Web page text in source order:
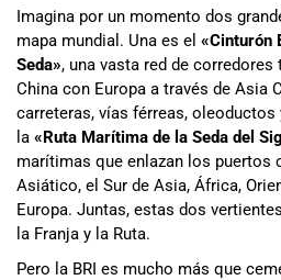
Imagina por un momento dos
mapa mundial. Una es el «Cinturón
Seda», una vasta red de
China con Europa a través de Asia
carreteras, vías férreas,
la «Ruta Marítima de la Seda del
marítimas que enlazan los puertos
Asiático, el Sur de Asia, África,
Europa. Juntas, estas dos
la Franja y la Ruta.
Pero la BRI es mucho más que